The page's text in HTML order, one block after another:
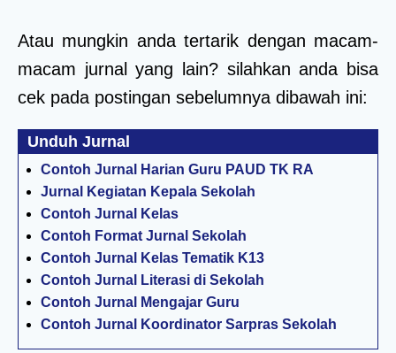
Atau mungkin anda tertarik dengan macam-
macam jurnal yang lain? silahkan anda bisa
cek pada postingan sebelumnya dibawah ini:
Unduh Jurnal
Contoh Jurnal Harian Guru PAUD TK RA
Jurnal Kegiatan Kepala Sekolah
Contoh Jurnal Kelas
Contoh Format Jurnal Sekolah
Contoh Jurnal Kelas Tematik K13
Contoh Jurnal Literasi di Sekolah
Contoh Jurnal Mengajar Guru
Contoh Jurnal Koordinator Sarpras Sekolah